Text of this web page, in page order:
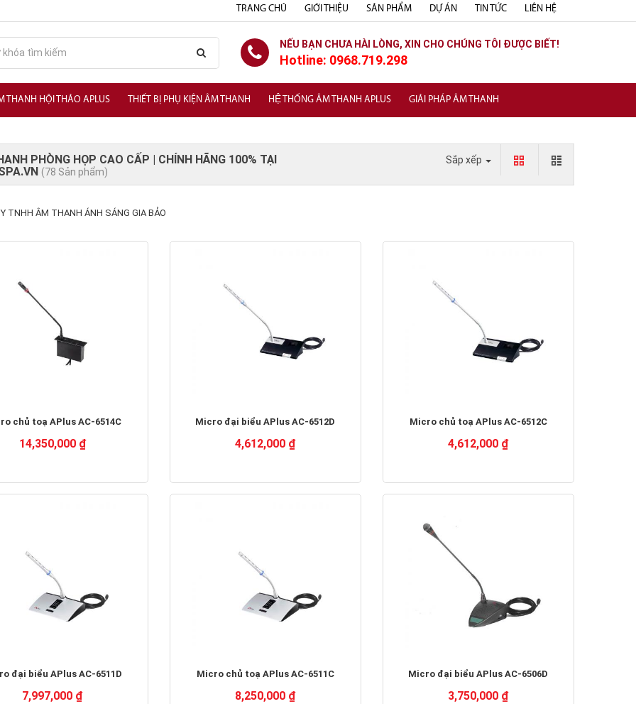
TRANG CHỦ GIỚI THIỆU SẢN PHẨM DỰ ÁN TIN TỨC LIÊN HỆ
NẾU BẠN CHƯA HÀI LÒNG, XIN CHO CHÚNG TÔI ĐƯỢC BIẾT!
Hotline: 0968.719.298
THANH HỘI THẢO APLUS THIẾT BỊ PHỤ KIỆN ÂM THANH HỆ THỐNG ÂM THANH APLUS GIẢI PHÁP ÂM THANH
PHÒNG HỌP CAO CẤP | CHÍNH HÃNG 100% TẠI
(78 Sản phẩm)
Sắp xếp
TNHH ÂM THANH ÁNH SÁNG GIA BẢO
chủ toạ APlus AC-6514C
14,350,000 ₫
Micro đại biểu APlus AC-6512D
4,612,000 ₫
Micro chủ toạ APlus AC-6512C
4,612,000 ₫
đại biểu APlus AC-6511D
7,997,000 ₫
Micro chủ toạ APlus AC-6511C
8,250,000 ₫
Micro đại biểu APlus AC-6506D
3,750,000 ₫